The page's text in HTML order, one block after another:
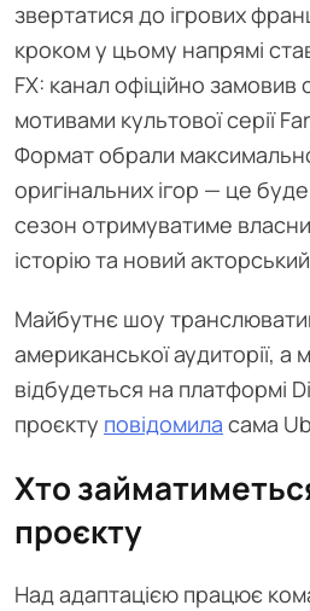
звертатися до ігрових
кроком у цьому напрямі
FX: канал офіційно замовив
мотивами культової серії
Формат обрали
оригінальних ігор — це
сезон отримуватиме
історію та новий
Майбутнє шоу
американської аудиторії, а
відбудеться на платформі
проєкту повідомила сама
Хто
проєкту
Над адаптацією працює